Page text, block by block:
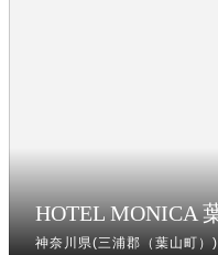
HOTEL MONICA
神奈川県(三浦郡（葉山町）)